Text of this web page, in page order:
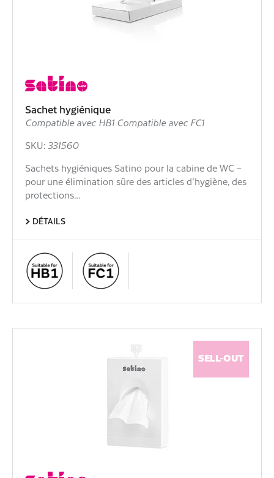
Sachet hygiénique
Compatible avec HB1 Compatible avec FC1
SKU: 331560
Sachets hygiéniques Satino pour la cabine de WC –
pour une élimination sûre des articles d'hygiène, des
protections…
DÉTAILS
SELL-OUT